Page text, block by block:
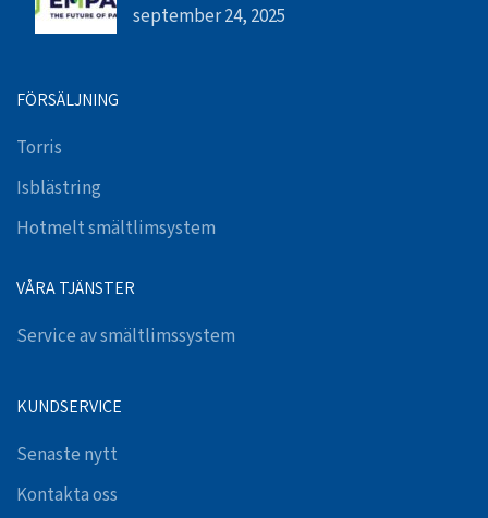
september 24, 2025
FÖRSÄLJNING
Torris
Isblästring
Hotmelt smältlimsystem
VÅRA TJÄNSTER
Service av smältlimssystem
KUNDSERVICE
Senaste nytt
Kontakta oss